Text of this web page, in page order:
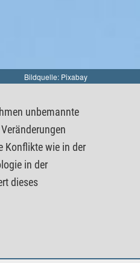
Bildquelle: Pixabay
unbemannte
Konflikte wie in der
in der
dieses